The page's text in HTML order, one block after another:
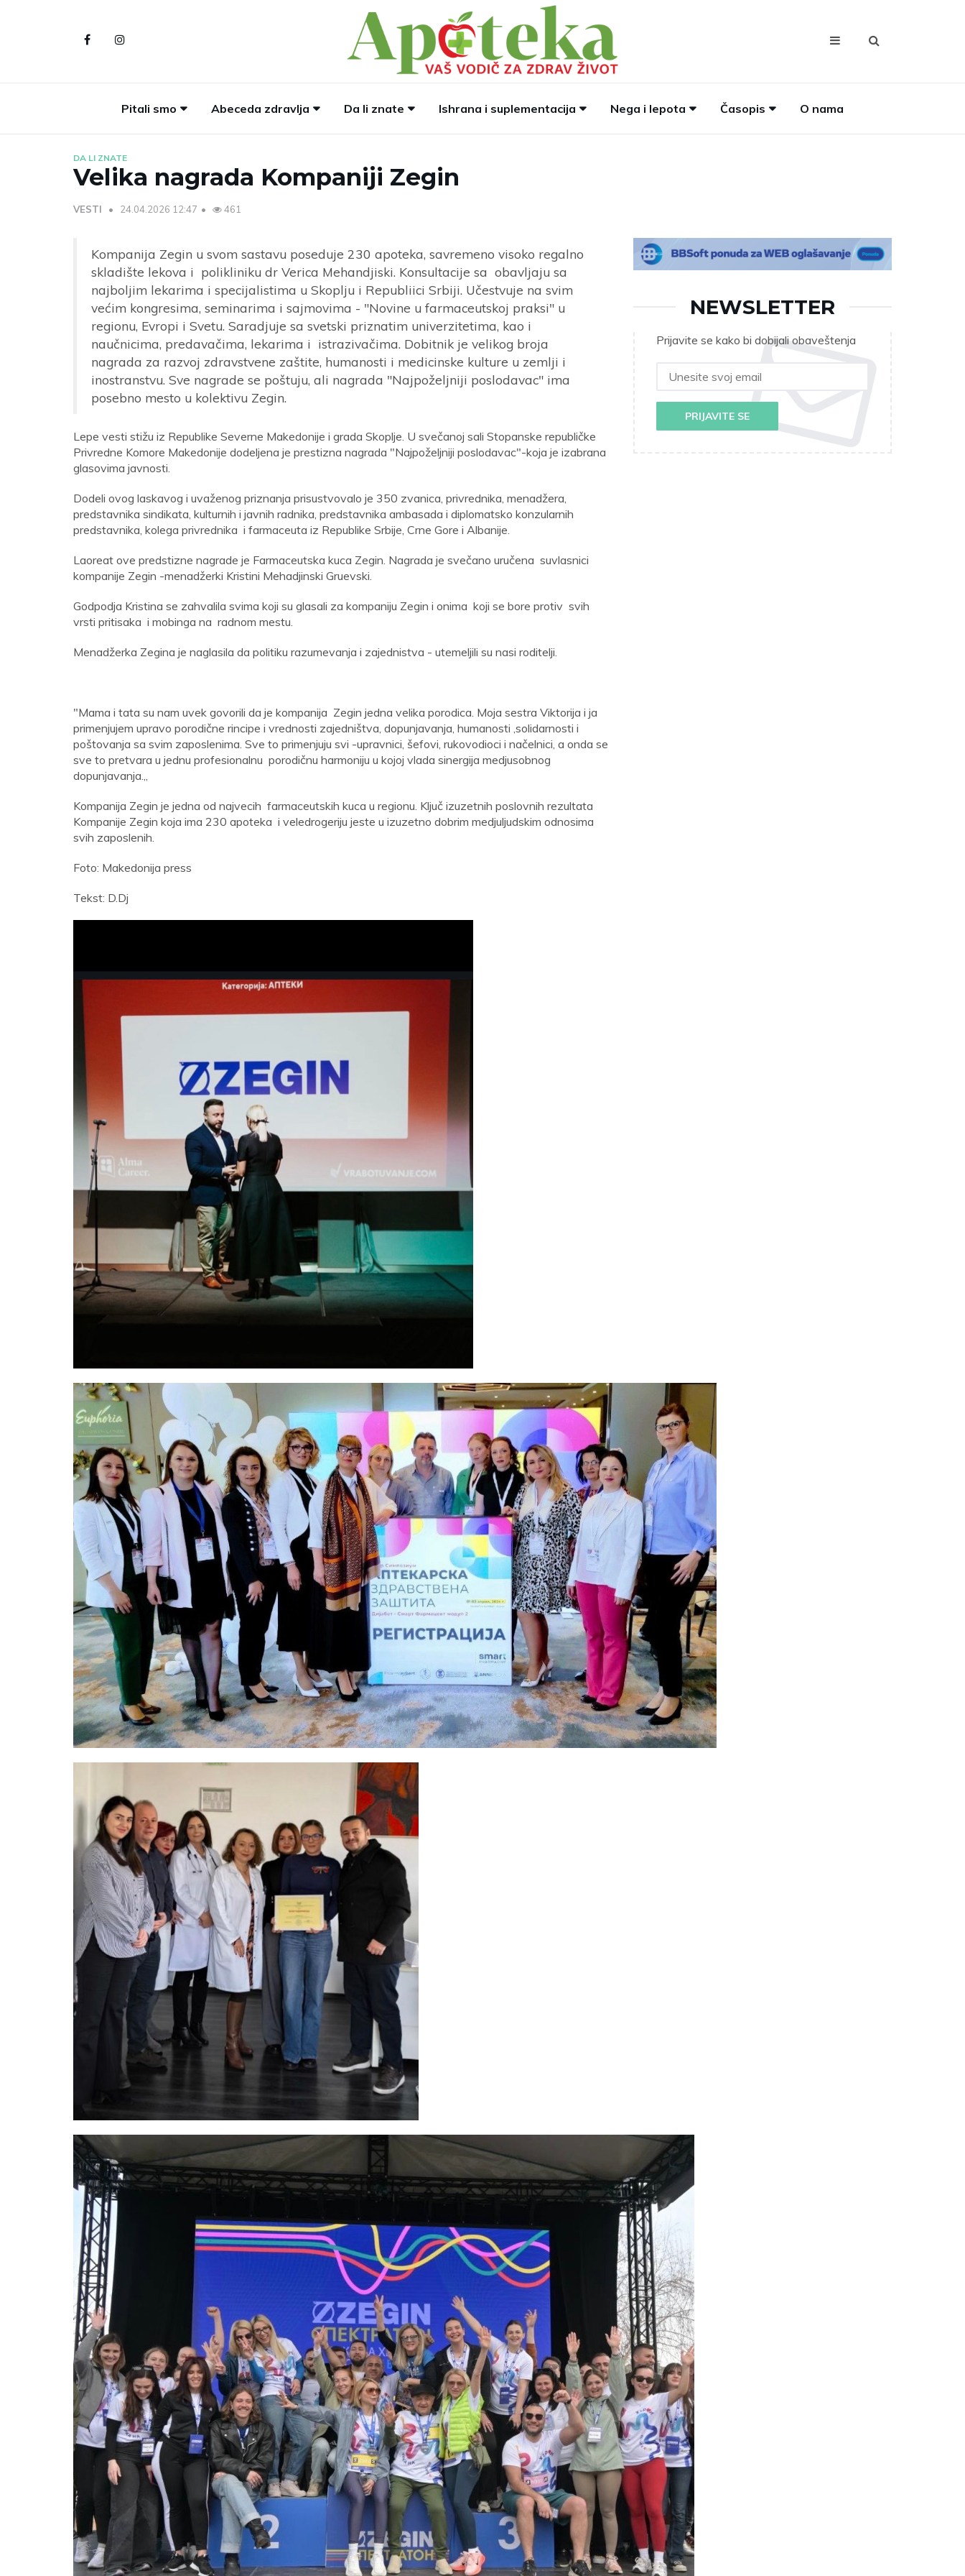
Pitali smo Abeceda zdravlja Da li znate Ishrana i suplementacija Nega i lepota Časopis O nama
DA LI ZNATE
Velika nagrada Kompaniji Zegin
VESTI 24.04.2026 12:47 461
Kompanija Zegin u svom sastavu poseduje 230 apoteka, savremeno visoko regalno
skladište lekova i polikliniku dr Verica Mehandjiski. Konsultacije sa obavljaju sa
najboljim lekarima i specijalistima u Skoplju i Republiici Srbiji. Učestvuje na svim
većim kongresima, seminarima i sajmovima - "Novine u farmaceutskoj praksi" u
regionu, Evropi i Svetu. Saradjuje sa svetski priznatim univerzitetima, kao i
naučnicima, predavačima, lekarima i istrazivačima. Dobitnik je velikog broja
nagrada za razvoj zdravstvene zaštite, humanosti i medicinske kulture u zemlji i
inostranstvu. Sve nagrade se poštuju, ali nagrada "Najpoželjniji poslodavac" ima
posebno mesto u kolektivu Zegin.
Lepe vesti stižu iz Republike Severne Makedonije i grada Skoplje. U svečanoj sali Stopanske republičke
Privredne Komore Makedonije dodeljena je prestizna nagrada "Najpoželjniji poslodavac"-koja je izabrana
glasovima javnosti.
Dodeli ovog laskavog i uvaženog priznanja prisustvovalo je 350 zvanica, privrednika, menadžera,
predstavnika sindikata, kulturnih i javnih radnika, predstavnika ambasada i diplomatsko konzularnih
predstavnika, kolega privrednika i farmaceuta iz Republike Srbije, Crne Gore i Albanije.
Laoreat ove predstizne nagrade je Farmaceutska kuca Zegin. Nagrada je svečano uručena suvlasnici
kompanije Zegin -menadžerki Kristini Mehadjinski Gruevski.
Godpodja Kristina se zahvalila svima koji su glasali za kompaniju Zegin i onima koji se bore protiv svih
vrsti pritisaka i mobinga na radnom mestu.
Menadžerka Zegina je naglasila da politiku razumevanja i zajednistva - utemeljili su nasi roditelji.
"Mama i tata su nam uvek govorili da je kompanija Zegin jedna velika porodica. Moja sestra Viktorija i ja
primenjujem upravo porodične rincipe i vrednosti zajedništva, dopunjavanja, humanosti ,solidarnosti i
poštovanja sa svim zaposlenima. Sve to primenjuju svi -upravnici, šefovi, rukovodioci i načelnici, a onda se
sve to pretvara u jednu profesionalnu porodičnu harmoniju u kojoj vlada sinergija medjusobnog
dopunjavanja.,,
Kompanija Zegin je jedna od najvecih farmaceutskih kuca u regionu. Ključ izuzetnih poslovnih rezultata
Kompanije Zegin koja ima 230 apoteka i veledrogeriju jeste u izuzetno dobrim medjuljudskim odnosima
svih zaposlenih.
Foto: Makedonija press
Tekst: D.Dj
NEWSLETTER
Prijavite se kako bi dobijali obaveštenja
PRIJAVITE SE